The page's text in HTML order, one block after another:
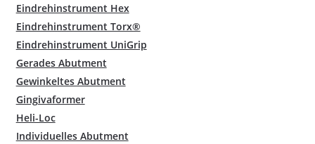
Eindrehinstrument Hex
Eindrehinstrument Torx®
Eindrehinstrument UniGrip
Gerades Abutment
Gewinkeltes Abutment
Gingivaformer
Heli-Loc
Individuelles Abutment